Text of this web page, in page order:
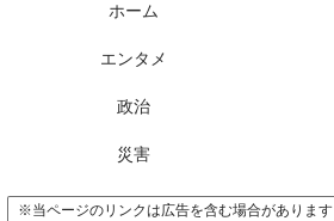
ホーム
エンタメ
政治
災害
※当ページのリンクは広告を含む場合があります